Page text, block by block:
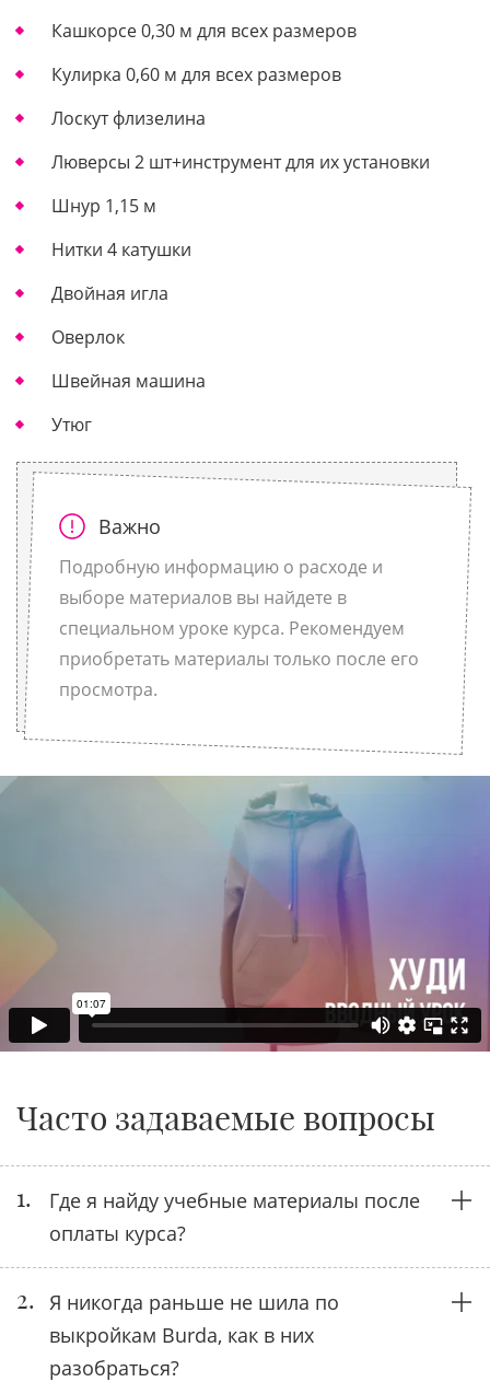
Кашкорсе 0,30 м для всех размеров
Кулирка 0,60 м для всех размеров
Лоскут флизелина
Люверсы 2 шт+инструмент для их установки
Шнур 1,15 м
Нитки 4 катушки
Двойная игла
Оверлок
Швейная машина
Утюг
Важно
Подробную информацию о расходе и
выборе материалов вы найдете в
специальном уроке курса. Рекомендуем
приобретать материалы только после его
просмотра.
Часто задаваемые вопросы
1.
Где я найду учебные материалы после
оплаты курса?
2.
Я никогда раньше не шила по
выкройкам Burda, как в них
разобраться?